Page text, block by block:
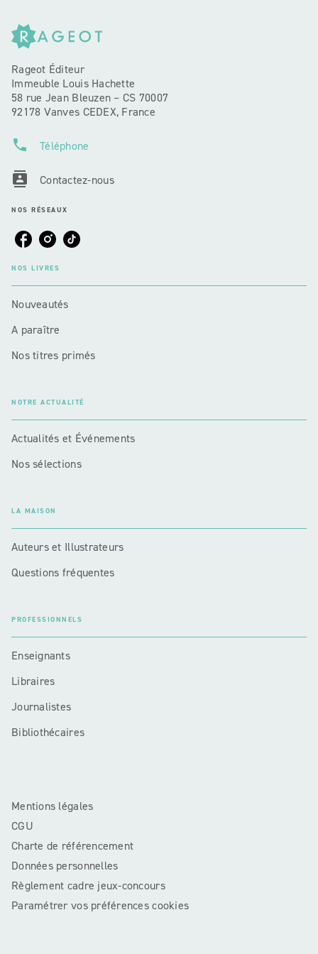
Rageot Éditeur
Immeuble Louis Hachette
58 rue Jean Bleuzen – CS 70007
92178 Vanves CEDEX, France
phone Téléphone
contacts Contactez-nous
NOS RÉSEAUX
NOS LIVRES
Nouveautés
A paraître
Nos titres primés
NOTRE ACTUALITÉ
Actualités et Événements
Nos sélections
LA MAISON
Auteurs et Illustrateurs
Questions fréquentes
PROFESSIONNELS
Enseignants
Libraires
Journalistes
Bibliothécaires
Mentions légales
CGU
Charte de référencement
Données personnelles
Règlement cadre jeux-concours
Paramétrer vos préférences cookies